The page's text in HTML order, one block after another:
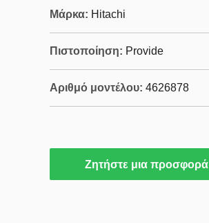
Μάρκα: Hitachi
Πιστοποίηση: Provide
Αριθμό μοντέλου: 4626878
Ζητήστε μια προσφορά